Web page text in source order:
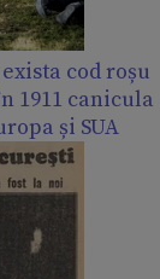
cod roșu
1911 canicula
și SUA